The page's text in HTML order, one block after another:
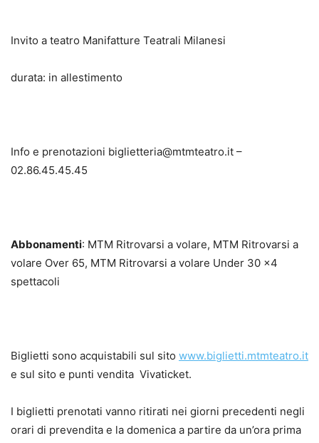
Invito a teatro Manifatture Teatrali Milanesi
durata: in allestimento
Info e prenotazioni biglietteria@mtmteatro.it –
02.86.45.45.45
Abbonamenti: MTM Ritrovarsi a volare, MTM Ritrovarsi a
volare Over 65, MTM Ritrovarsi a volare Under 30 x4
spettacoli
Biglietti sono acquistabili sul sito www.biglietti.mtmteatro.it
e sul sito e punti vendita Vivaticket.
I biglietti prenotati vanno ritirati nei giorni precedenti negli
orari di prevendita e la domenica a partire da un’ora prima